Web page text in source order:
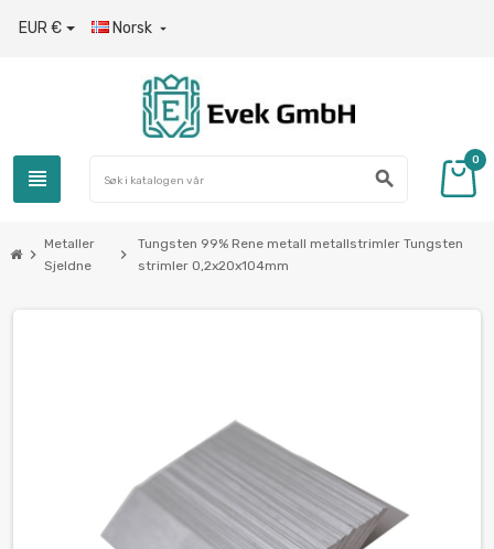
EUR € Norsk 
view_headline search
0
chevron_right
Metaller
Sjeldne
chevron_right
Tungsten 99% Rene metall metallstrimler Tungsten
strimler 0,2x20x104mm